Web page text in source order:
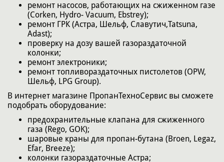
ремонт насосов, работающих на сжиженном газе
(Corken, Hydro- Vacuum, Ebstrey);
ремонт ГРК (Астра, Шельф, Славутич,Tatsuna,
Adast);
проверку на дозу вашей газораздаточной
колонки;
ремонт электроники;
ремонт топливораздаточных пистолетов (OPW,
Шельф, LPG Group).
В интернет магазине ПропанТехноСервис вы сможете
подобрать оборудование:
предохранительные клапана для сжиженного
газа (Rego, GOK);
шаровые краны для пропан-бутана (Broen, Legaz,
Efar, Breeze);
колонки газораздаточные Астра;